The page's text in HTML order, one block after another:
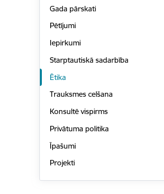
Gada pārskati
Pētījumi
Iepirkumi
Starptautiskā sadarbība
Ētika
Trauksmes celšana
Konsultē vispirms
Privātuma politika
Īpašumi
Projekti